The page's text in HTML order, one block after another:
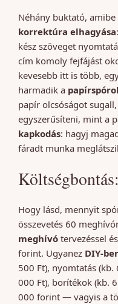
Néhány buktató, amibe
korrektúra elhagyása
kész szöveget
cím komoly fejfájást
kevesebb itt is több,
harmadik a
papír olcsóságot
egyszerűsíteni, mint a
kapkodás: hagyj
fáradt munka
Hogy lásd, mennyit
összevetés 60
meghívó tervezéssel
forint. Ugyanez DIY-
500 Ft), nyomtatás (kb.
000 Ft), borítékok (kb.
000 forint — vagyis a